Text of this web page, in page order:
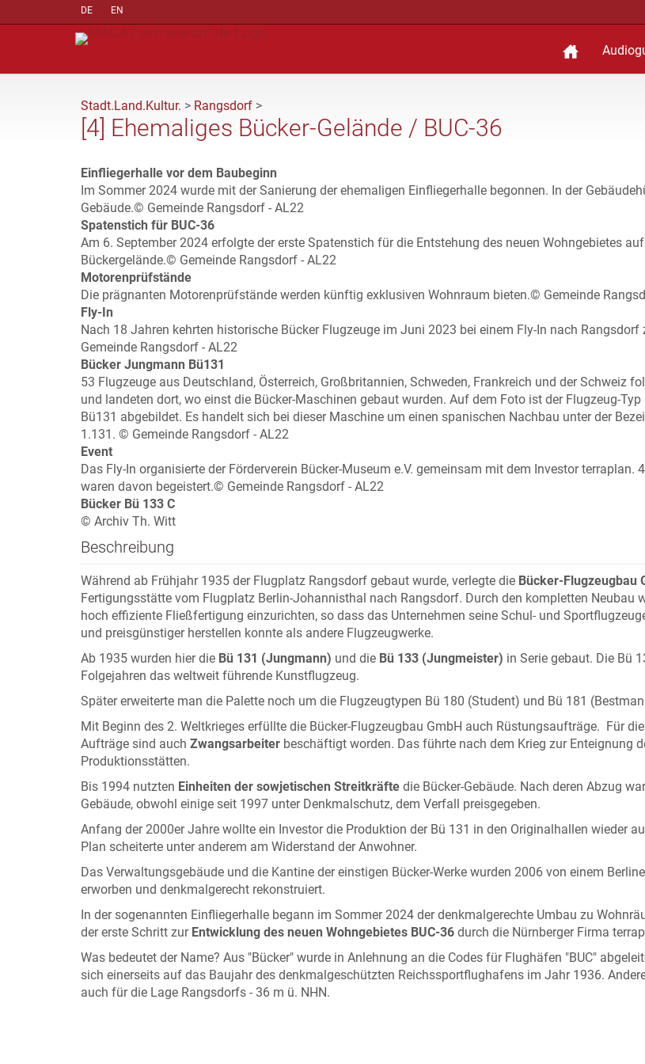
DE EN
Stadt.Land.Kultur. > Rangsdorf >
[4] Ehemaliges Bücker-Gelände / BUC-36
Einfliegerhalle vor dem Baubeginn
Im Sommer 2024 wurde mit der Sanierung der ehemaligen Einfliegerhalle begonnen. In der
Gebäude.© Gemeinde Rangsdorf - AL22
Spatenstich für BUC-36
Am 6. September 2024 erfolgte der erste Spatenstich für die Entstehung des neuen Wohngebietes
Bückergelände.© Gemeinde Rangsdorf - AL22
Motorenprüfstände
Die prägnanten Motorenprüfstände werden künftig exklusiven Wohnraum bieten.© Gemeinde
Fly-In
Nach 18 Jahren kehrten historische Bücker Flugzeuge im Juni 2023 bei einem Fly-In nach Rangsdorf
Gemeinde Rangsdorf - AL22
Bücker Jungmann Bü131
53 Flugzeuge aus Deutschland, Österreich, Großbritannien, Schweden, Frankreich und der Schweiz
und landeten dort, wo einst die Bücker-Maschinen gebaut wurden. Auf dem Foto ist der Flugzeug-
Bü131 abgebildet. Es handelt sich bei dieser Maschine um einen spanischen Nachbau unter der
1.131. © Gemeinde Rangsdorf - AL22
Event
Das Fly-In organisierte der Förderverein Bücker-Museum e.V. gemeinsam mit dem Investor terraplan.
waren davon begeistert.© Gemeinde Rangsdorf - AL22
Bücker Bü 133 C
© Archiv Th. Witt
Beschreibung
Während ab Frühjahr 1935 der Flugplatz Rangsdorf gebaut wurde, verlegte die Bücker-Flugzeugbau
Fertigungsstätte vom Flugplatz Berlin-Johannisthal nach Rangsdorf. Durch den kompletten Neubau
hoch effiziente Fließfertigung einzurichten, so dass das Unternehmen seine Schul- und
und preisgünstiger herstellen konnte als andere Flugzeugwerke.
Ab 1935 wurden hier die Bü 131 (Jungmann) und die Bü 133 (Jungmeister) in Serie gebaut. Die Bü
Folgejahren das weltweit führende Kunstflugzeug.
Später erweiterte man die Palette noch um die Flugzeugtypen Bü 180 (Student) und Bü 181
Mit Beginn des 2. Weltkrieges erfüllte die Bücker-Flugzeugbau GmbH auch Rüstungsaufträge. Für
Aufträge sind auch Zwangsarbeiter beschäftigt worden. Das führte nach dem Krieg zur Enteignung
Produktionsstätten.
Bis 1994 nutzten Einheiten der sowjetischen Streitkräfte die Bücker-Gebäude. Nach deren Abzug
Gebäude, obwohl einige seit 1997 unter Denkmalschutz, dem Verfall preisgegeben.
Anfang der 2000er Jahre wollte ein Investor die Produktion der Bü 131 in den Originalhallen wieder
Plan scheiterte unter anderem am Widerstand der Anwohner.
Das Verwaltungsgebäude und die Kantine der einstigen Bücker-Werke wurden 2006 von einem
erworben und denkmalgerecht rekonstruiert.
In der sogenannten Einfliegerhalle begann im Sommer 2024 der denkmalgerechte Umbau zu
der erste Schritt zur Entwicklung des neuen Wohngebietes BUC-36 durch die Nürnberger Firma
Was bedeutet der Name? Aus "Bücker" wurde in Anlehnung an die Codes für Flughäfen "BUC"
sich einerseits auf das Baujahr des denkmalgeschützten Reichssportflughafens im Jahr 1936.
auch für die Lage Rangsdorfs - 36 m ü. NHN.